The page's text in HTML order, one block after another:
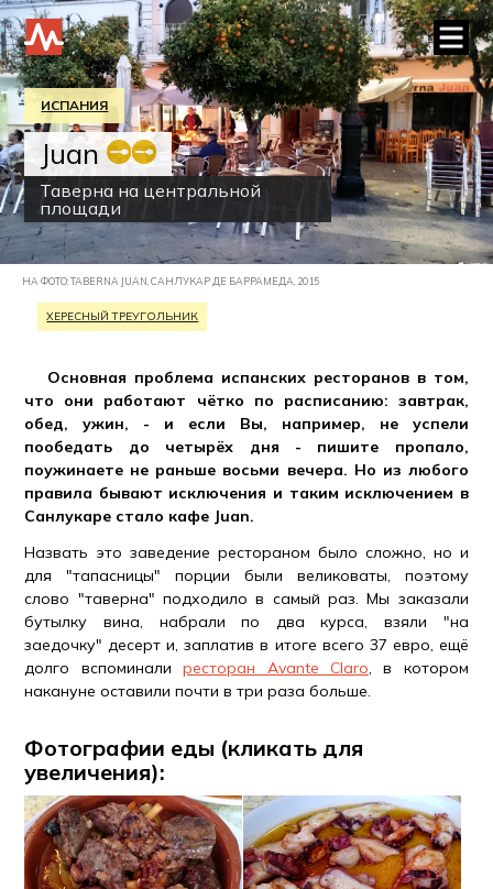
ИСПАНИЯ
Juan
Таверна на центральной
площади
НА ФОТО: TABERNA JUAN, САНЛУКАР ДЕ БАРРАМЕДА, 2015
ХЕРЕСНЫЙ ТРЕУГОЛЬНИК
Основная проблема испанских ресторанов в том,
что они работают чётко по расписанию: завтрак,
обед, ужин, - и если Вы, например, не успели
пообедать до четырёх дня - пишите пропало,
поужинаете не раньше восьми вечера. Но из любого
правила бывают исключения и таким исключением в
Санлукаре стало кафе Juan.
Назвать это заведение рестораном было сложно, но и
для "тапасницы" порции были великоваты, поэтому
слово "таверна" подходило в самый раз. Мы заказали
бутылку вина, набрали по два курса, взяли "на
заедочку" десерт и, заплатив в итоге всего 37 евро, ещё
долго вспоминалиресторан Avante Claro, в котором
накануне оставили почти в три раза больше.
Фотографии еды (кликать для
увеличения):